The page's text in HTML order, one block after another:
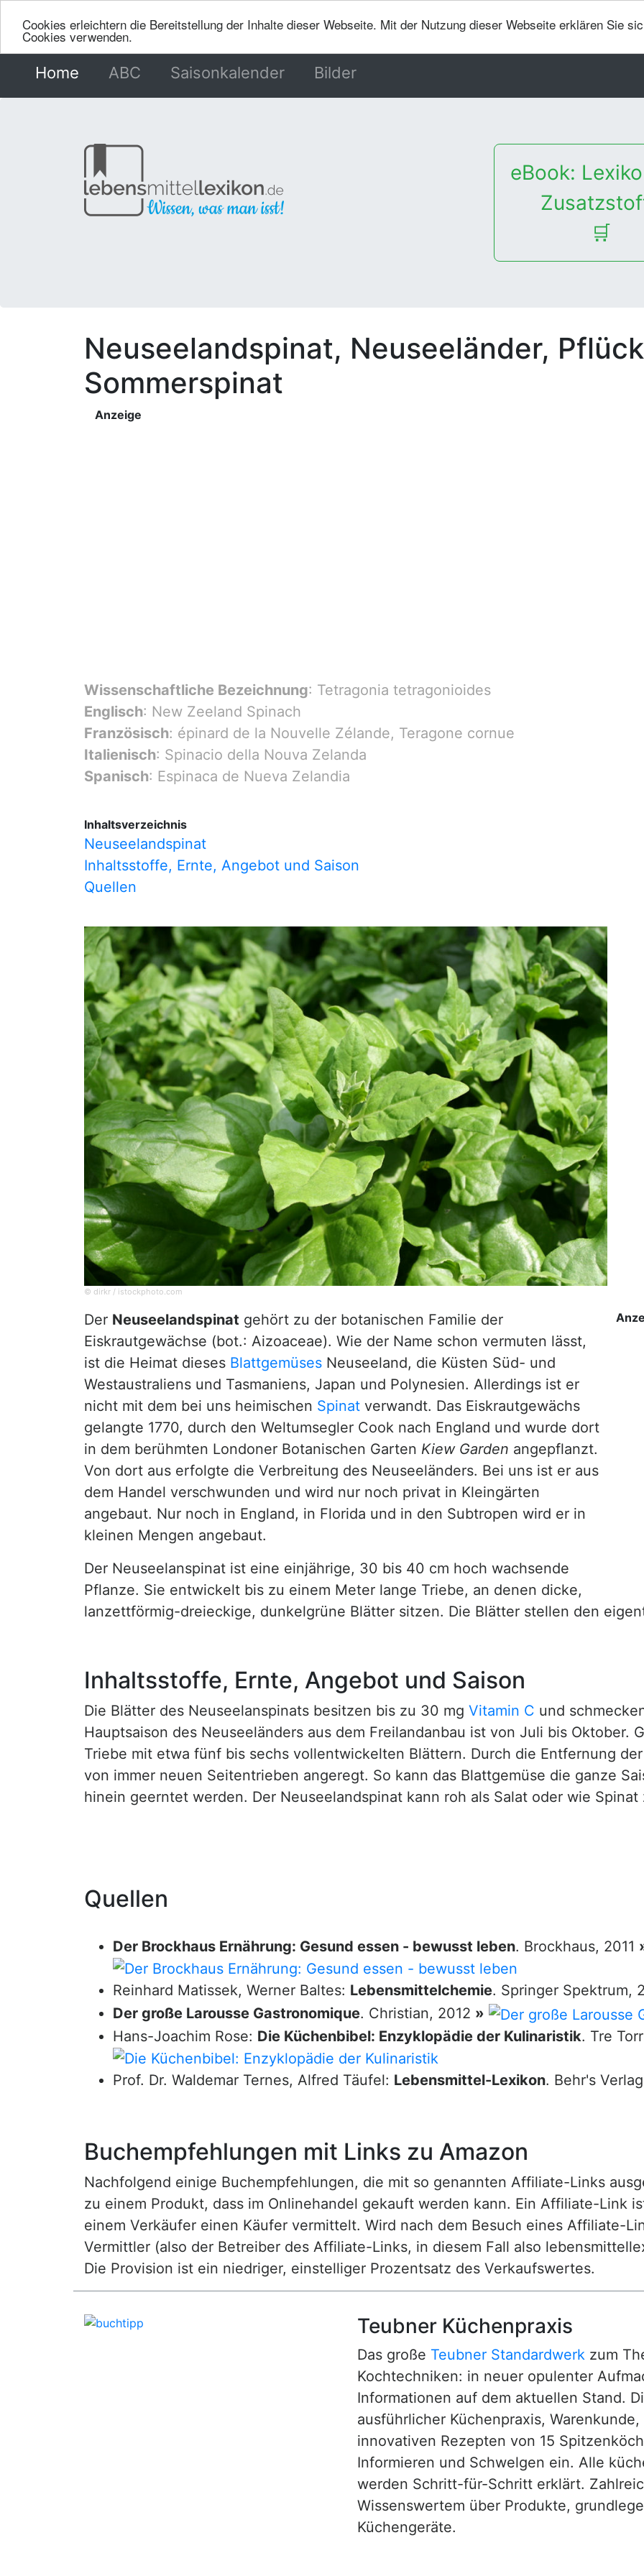
Cookies erleichtern die Bereitstellung der Inhalte dieser Webseite. Mit der Nutzung dieser Webseite erklären Sie
Cookies verwenden.
Home (current)
ABC Saisonkalender Bilder
eBook:
🛒
Neuseelandspinat, Neuseeländer,
Sommerspinat
Anzeige
Wissenschaftliche Bezeichnung: Tetragonia tetragonioides
Englisch: New Zeeland Spinach
Französisch: épinard de la Nouvelle Zélande, Teragone cornue
Italienisch: Spinacio della Nouva Zelanda
Spanisch: Espinaca de Nueva Zelandia
Inhaltsverzeichnis
Neuseelandspinat
Inhaltsstoffe, Ernte, Angebot und Saison
Quellen
© dirkr / istockphoto.com
Der Neuseelandspinat gehört zu der botanischen Familie der
Eiskrautgewächse (bot.: Aizoaceae). Wie der Name schon vermuten lässt,
ist die Heimat dieses Blattgemüses Neuseeland, die Küsten Süd- und
Westaustraliens und Tasmaniens, Japan und Polynesien. Allerdings ist er
nicht mit dem bei uns heimischen Spinat verwandt. Das Eiskrautgewächs
gelangte 1770, durch den Weltumsegler Cook nach England und wurde dort
in dem berühmten Londoner Botanischen Garten Kiew Garden angepflanzt.
Von dort aus erfolgte die Verbreitung des Neuseeländers. Bei uns ist er aus
dem Handel verschwunden und wird nur noch privat in Kleingärten
angebaut. Nur noch in England, in Florida und in den Subtropen wird er in
kleinen Mengen angebaut.
Der Neuseelanspinat ist eine einjährige, 30 bis 40 cm hoch wachsende
Pflanze. Sie entwickelt bis zu einem Meter lange Triebe, an denen dicke,
lanzettförmig-dreieckige, dunkelgrüne Blätter sitzen. Die Blätter stellen den
Inhaltsstoffe, Ernte, Angebot und Saison
Die Blätter des Neuseelanspinats besitzen bis zu 30 mg Vitamin C und
Hauptsaison des Neuseeländers aus dem Freilandanbau ist von Juli bis Oktober.
Triebe mit etwa fünf bis sechs vollentwickelten Blättern. Durch die Entfernung
von immer neuen Seitentrieben angeregt. So kann das Blattgemüse die ganze
hinein geerntet werden. Der Neuseelandspinat kann roh als Salat oder wie
Quellen
Der Brockhaus Ernährung: Gesund essen - bewusst leben. Brockhaus, 2011
Reinhard Matissek, Werner Baltes: Lebensmittelchemie. Springer Spektrum,
Der große Larousse Gastronomique. Christian, 2012 »
Hans-Joachim Rose: Die Küchenbibel: Enzyklopädie der Kulinaristik. Tre
Prof. Dr. Waldemar Ternes, Alfred Täufel: Lebensmittel-Lexikon. Behr's
Buchempfehlungen mit Links zu Amazon
Nachfolgend einige Buchempfehlungen, die mit so genannten Affiliate-Links
zu einem Produkt, dass im Onlinehandel gekauft werden kann. Ein Affiliate-Link
einem Verkäufer einen Käufer vermittelt. Wird nach dem Besuch eines Affiliate-
Vermittler (also der Betreiber des Affiliate-Links, in diesem Fall also
Die Provision ist ein niedriger, einstelliger Prozentsatz des Verkaufswertes.
Teubner Küchenpraxis
Das große Teubner Standardwerk zum
Kochtechniken: in neuer opulenter
Informationen auf dem aktuellen Stand.
ausführlicher Küchenpraxis,
innovativen Rezepten von 15
Informieren und Schwelgen ein. Alle
werden Schritt-für-Schritt erklärt.
Wissenswertem über Produkte,
Küchengeräte.